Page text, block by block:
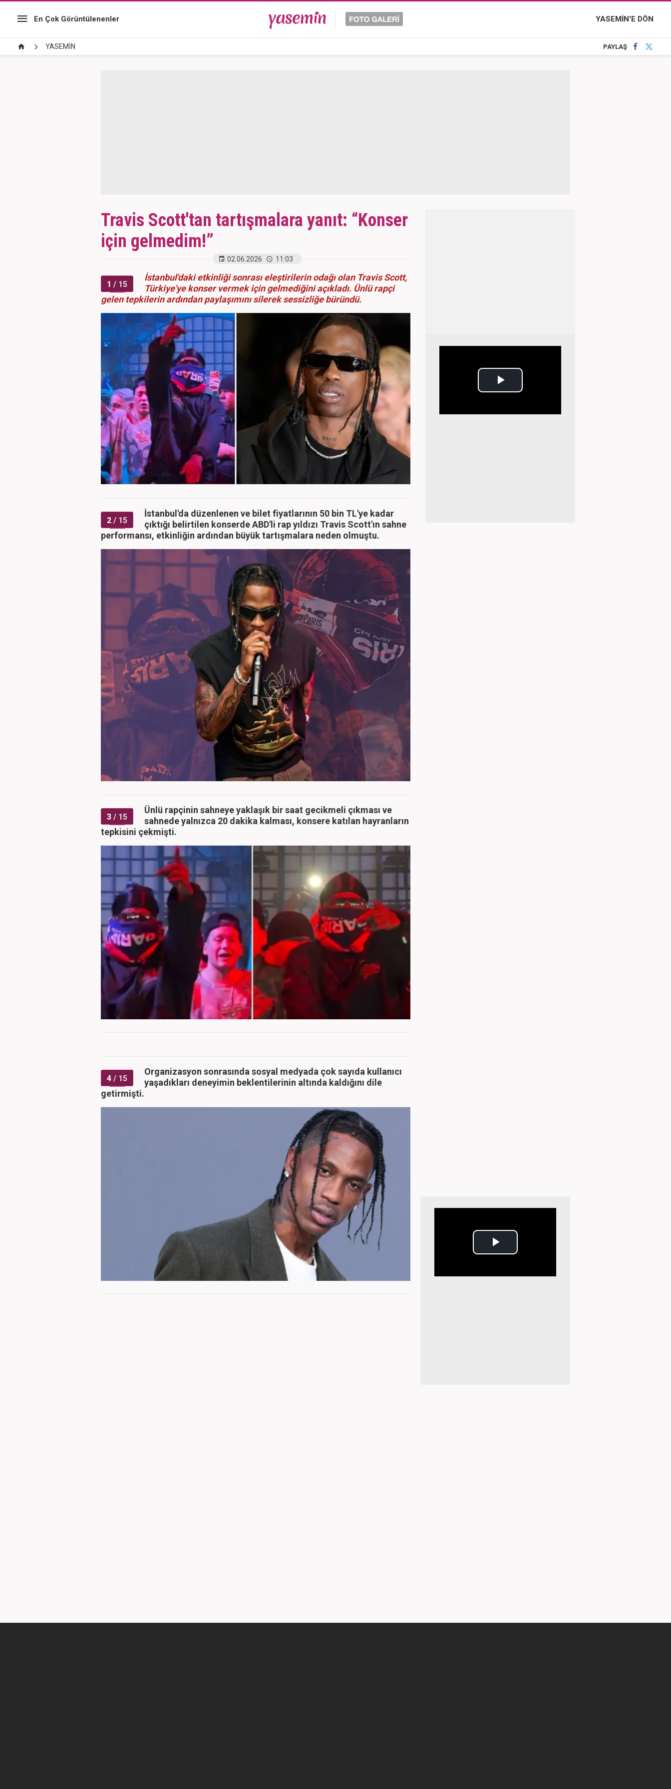
En Çok Görüntülenenler YASEMİN'E DÖN
YASEMİN PAYLAŞ
Travis Scott'tan tartışmalara yanıt: “Konser
için gelmedim!”
02.06.2026 11:03
1 / 15
İstanbul'daki etkinliği sonrası eleştirilerin odağı olan Travis Scott,
Türkiye'ye konser vermek için gelmediğini açıkladı. Ünlü rapçi
gelen tepkilerin ardından paylaşımını silerek sessizliğe büründü.
2 / 15
İstanbul'da düzenlenen ve bilet fiyatlarının 50 bin TL'ye kadar
çıktığı belirtilen konserde ABD'li rap yıldızı Travis Scott'ın sahne
performansı, etkinliğin ardından büyük tartışmalara neden olmuştu.
3 / 15
Ünlü rapçinin sahneye yaklaşık bir saat gecikmeli çıkması ve
sahnede yalnızca 20 dakika kalması, konsere katılan hayranların
tepkisini çekmişti.
4 / 15
Organizasyon sonrasında sosyal medyada çok sayıda kullanıcı
yaşadıkları deneyimin beklentilerinin altında kaldığını dile
getirmişti.